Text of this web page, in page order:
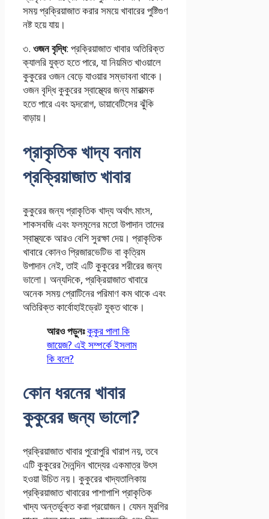
সময় প্রক্রিয়াজাত করার সময়ে খাবারের পুষ্টিগুণ
নষ্ট হয়ে যায়।
৩. ওজন বৃদ্ধি: প্রক্রিয়াজাত খাবার অতিরিক্ত
ক্যালরি যুক্ত হতে পারে, যা নিয়মিত খাওয়ালে
কুকুরের ওজন বেড়ে যাওয়ার সম্ভাবনা থাকে।
ওজন বৃদ্ধি কুকুরের স্বাস্থ্যের জন্য মারাত্মক
হতে পারে এবং হৃদরোগ, ডায়াবেটিসের ঝুঁকি
বাড়ায়।
প্রাকৃতিক খাদ্য বনাম
প্রক্রিয়াজাত খাবার
কুকুরের জন্য প্রাকৃতিক খাদ্য অর্থাৎ মাংস,
শাকসবজি এবং ফলমূলের মতো উপাদান তাদের
স্বাস্থ্যকে আরও বেশি সুরক্ষা দেয়। প্রাকৃতিক
খাবারে কোনও প্রিজারভেটিভ বা কৃত্রিম
উপাদান নেই, তাই এটি কুকুরের শরীরের জন্য
ভালো। অন্যদিকে, প্রক্রিয়াজাত খাবারে
অনেক সময় প্রোটিনের পরিমাণ কম থাকে এবং
অতিরিক্ত কার্বোহাইড্রেট যুক্ত থাকে।
আরও পড়ুনঃকুকুর পালা কি
জায়েজ? এই সম্পর্কে ইসলাম
কি বলে?
কোন ধরনের খাবার
কুকুরের জন্য ভালো?
প্রক্রিয়াজাত খাবার পুরোপুরি খারাপ নয়, তবে
এটি কুকুরের দৈনন্দিন খাদ্যের একমাত্র উৎস
হওয়া উচিত নয়। কুকুরের খাদ্যতালিকায়
প্রক্রিয়াজাত খাবারের পাশাপাশি প্রাকৃতিক
খাদ্য অন্তর্ভুক্ত করা প্রয়োজন। যেমন মুরগির